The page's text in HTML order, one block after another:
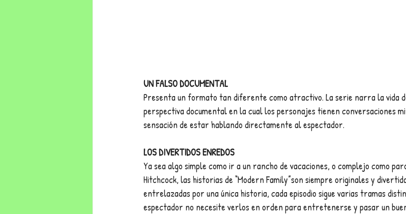
UN FALSO DOCUMENTAL
Presenta un formato tan diferente como atractivo. La serie narra la vida
perspectiva documental en la cual los personajes tienen conversaciones
sensación de estar hablando directamente al espectador.
LOS DIVERTIDOS ENREDOS
Ya sea algo simple como ir a un rancho de vacaciones, o complejo como
Hitchcock, las historias de “Modern Family”son siempre originales y
entrelazadas por una única historia, cada episodio sigue varias tramas
espectador no necesite verlos en orden para entretenerse y pasar un